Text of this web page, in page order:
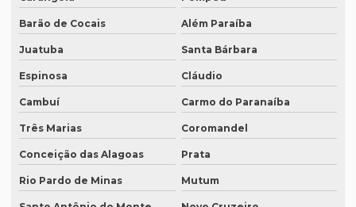
Empresas que prestam serviço de tradução
Empresas de tradução de artigos científicos em inglês
Empresas de tradução em curitiba
Empresas de tradução online
Empresas de tradução porto alegre
Empresas de transcrição
Empresas de transcrição de áudio para -texto
Barão de Cocais Além Paraíba
Juatuba Santa Bárbara
Espinosa Cláudio
Cambuí Carmo do Paranaíba
Três Marias Coromandel
Conceição das Alagoas Prata
Rio Pardo de Minas Mutum